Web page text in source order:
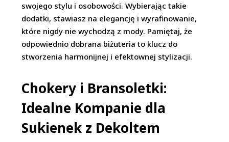
swojego stylu i osobowości. Wybierając takie
dodatki, stawiasz na elegancję i wyrafinowanie,
które nigdy nie wychodzą z mody. Pamiętaj, że
odpowiednio dobrana biżuteria to klucz do
stworzenia harmonijnej i efektownej stylizacji.
Chokery i Bransoletki:
Idealne Kompanie dla
Sukienek z Dekoltem